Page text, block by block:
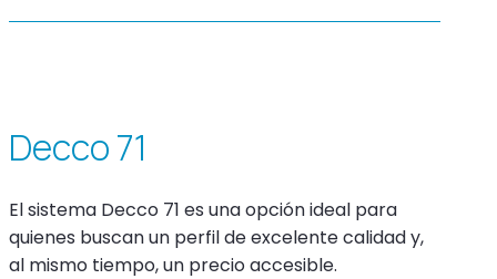
Decco 71
El sistema Decco 71 es una opción ideal para
quienes buscan un perfil de excelente calidad y,
al mismo tiempo, un precio accesible.